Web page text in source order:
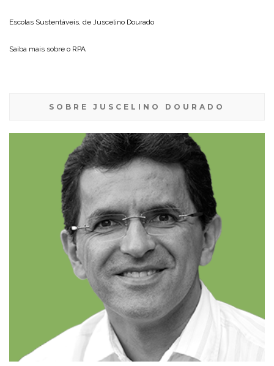
Escolas Sustentáveis, de Juscelino Dourado
Saiba mais sobre o RPA
SOBRE JUSCELINO DOURADO